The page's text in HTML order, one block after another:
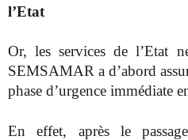
l’Etat
Or, les services de l’Etat
SEMSAMAR a d’abord
phase d’urgence immédiate
En effet, après le